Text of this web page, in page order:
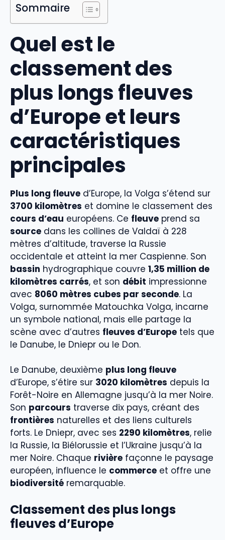
Sommaire
Quel est le
classement des
plus longs fleuves
d’Europe et leurs
caractéristiques
principales
Plus long fleuve d’Europe, la Volga s’étend sur
3700 kilomètres et domine le classement des
cours d’eau européens. Ce fleuve prend sa
source dans les collines de Valdaï à 228
mètres d’altitude, traverse la Russie
occidentale et atteint la mer Caspienne. Son
bassin hydrographique couvre 1,35 million de
kilomètres carrés, et son débit impressionne
avec 8060 mètres cubes par seconde. La
Volga, surnommée Matouchka Volga, incarne
un symbole national, mais elle partage la
scène avec d’autres fleuves d’Europe tels que
le Danube, le Dniepr ou le Don.
Le Danube, deuxième plus long fleuve
d’Europe, s’étire sur 3020 kilomètres depuis la
Forêt-Noire en Allemagne jusqu’à la mer Noire.
Son parcours traverse dix pays, créant des
frontières naturelles et des liens culturels
forts. Le Dniepr, avec ses 2290 kilomètres, relie
la Russie, la Biélorussie et l’Ukraine jusqu’à la
mer Noire. Chaque rivière façonne le paysage
européen, influence le commerce et offre une
biodiversité remarquable.
Classement des plus longs
fleuves d’Europe